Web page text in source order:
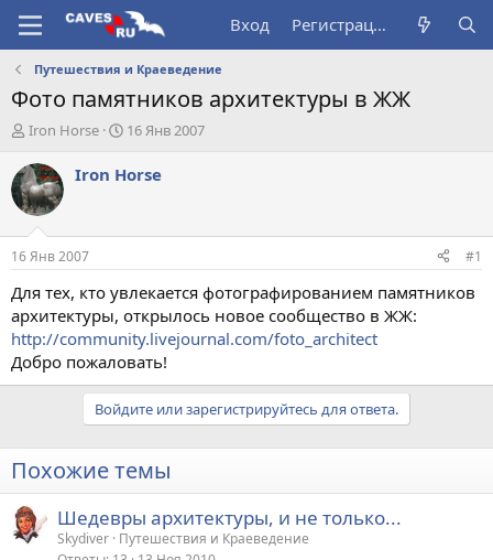
Вход Регистрация
Путешествия и Краеведение
Фото памятников архитектуры в ЖЖ
А
т
о
р
т
е
м
ы
Iron Horse
Д
т
а
л
16 Янв 2007
Iron Horse
16 Янв 2007 #1
Для тех, кто увлекается фотографированием памятников
архитектуры, открылось новое сообщество в ЖЖ:
http://community.livejournal.com/foto_architect
Добро пожаловать!
Войдите или зарегистрируйтесь для ответа.
Похожие темы
Шедевры архитектуры, и не только...
Skydiver Путешествия и Краеведение